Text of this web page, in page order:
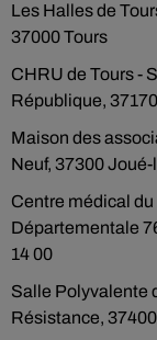
Les Halles de
37000 Tours
CHRU de Tours -
République,
Maison des
Neuf, 37300
Centre médical
Départementale
14 00
Salle Polyvalente
Résistance,